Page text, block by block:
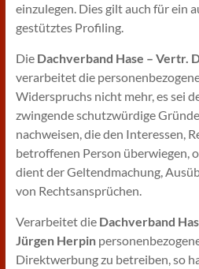
einzulegen. Dies gilt auch für ein
gestütztes Profiling.
Die Dachverband Hase – Vertr.
verarbeitet die
Widerspruchs nicht mehr, es sei
zwingende schutzwürdige
nachweisen, die den Interessen,
betroffenen Person überwiegen,
dient der Geltendmachung,
von Rechtsansprüchen.
Verarbeitet die Dachverband
Jürgen Herpin
Direktwerbung zu betreiben, so